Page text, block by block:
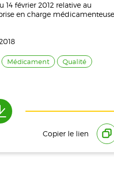
14 février 2012 relative au
en charge
Médicament
Qualité
Copier le lien